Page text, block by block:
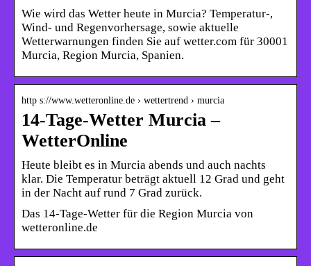
Wie wird das Wetter heute in Murcia? Temperatur-,
Wind- und Regenvorhersage, sowie aktuelle
Wetterwarnungen finden Sie auf wetter.com für 30001
Murcia, Region Murcia, Spanien.
http s://www.wetteronline.de › wettertrend › murcia
14-Tage-Wetter Murcia –
WetterOnline
Heute bleibt es in Murcia abends und auch nachts
klar. Die Temperatur beträgt aktuell 12 Grad und geht
in der Nacht auf rund 7 Grad zurück.
Das 14-Tage-Wetter für die Region Murcia von
wetteronline.de